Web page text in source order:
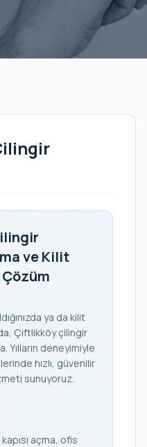
ve Kilit
Çözüm
ya da kilit
Çiftlikköy çilingir
Yılların deneyimiyle
hızlı, güvenilir
sunuyoruz.
açma, ofis